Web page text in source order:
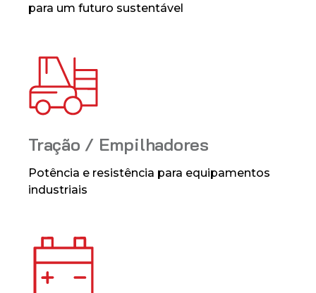
para um futuro sustentável
Tração / Empilhadores
Potência e resistência para equipamentos
industriais